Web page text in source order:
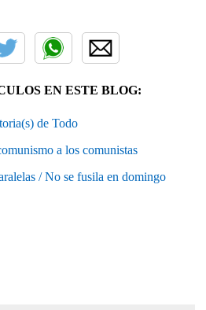
EN ESTE BLOG:
de Todo
a los comunistas
/ No se fusila en domingo